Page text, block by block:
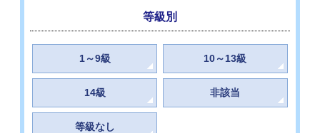
等級別
1～9級 10～13級
14級 非該当
等級なし